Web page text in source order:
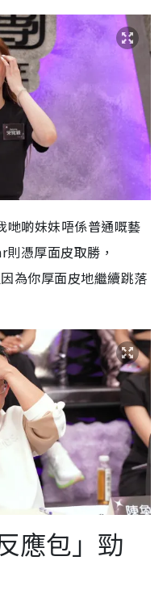
哋啲妹妹唔係普通嘅藝
憑厚面皮取勝，
為你厚面皮地繼續跳落
應包」勁